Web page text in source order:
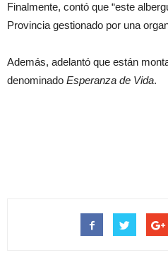
Finalmente, contó que “este
Provincia gestionado por una
Además, adelantó que están
denominado Esperanza de Vida.